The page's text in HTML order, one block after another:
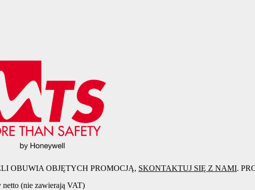
OBUWIA OBJĘTYCH PROMOCJĄ, SKONTAKTUJ SIĘ Z NAMI.
netto (nie zawierają VAT)